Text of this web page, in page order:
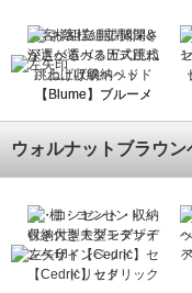
お客様組立 開閉&深さ
が選べるガス圧式跳ね
上げ収納ベッド
【Blume】ブルーメ
ウォルナットブラウ
棚・コンセント・収納
付き大型モダンデザイ
ンベッド【Cedric】セ
ドリック